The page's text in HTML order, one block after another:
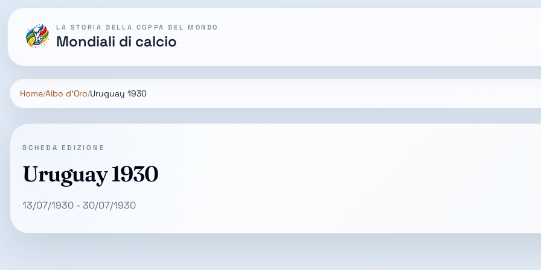
LA STORIA DELLA COPPA DEL MONDO
Mondiali di calcio
Home Albo d'Oro Uruguay 1930
SCHEDA EDIZIONE
Uruguay 1930
13/07/1930 - 30/07/1930